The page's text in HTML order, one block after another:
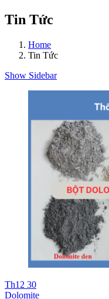
Tin Tức
Home
Tin Tức
Show Sidebar
Th12 30
Dolomite